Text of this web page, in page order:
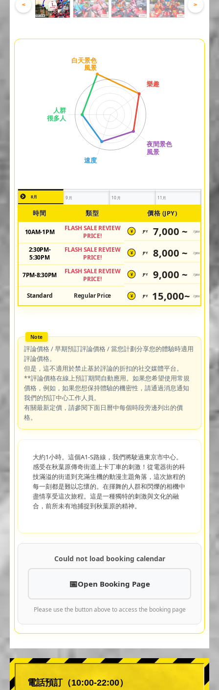
< >
8月 9月 10月 11月
時間 類型 價格 (JPY)
10AM-1PM
FLASH SALE REVIEW
PRICE!
¥ JPY 7,000 ~ /pax
2:30PM-
5:30PM
FLASH SALE REVIEW
PRICE!
¥ JPY 8,000 ~ /pax
7PM-8:30PM
FLASH SALE REVIEW
PRICE!
¥ JPY 9,000 ~ /pax
Standard Regular Price ¥ JPY 15,000~ /pax
評論價格 / 早期預訂評論價格 / 當您計劃分享您的體驗時適用
評論價格。
但是，這不適用於禁止基於評論的折扣的社交媒體平台。
**評論價格在線上預訂期間自動應用。如果您希望使用常規
價格，例如，如果您想保持體驗的機密性，請通過消息通知
我們的預訂中心工作人員。
有關最新定價，請參閱下面日曆中每個時段旁邊列出的價
格。
大約1小時。這個A1-S路線，我們將駛過東京市中心。
感受在秋葉原傳奇街道上卡丁車的刺激！從電器街的科
技滿溢的街道到充滿生機的動漫主題角落，這次旅程的
每一刻都是難以忘懷的。在揮舞的人群和閃爍的相機中
盡情享受這次旅程。這是一種獨特的刺激與文化的融
合，前所未有地捕捉到秋葉原的精神。
Could not load booking calendar
Open Booking Page
Please use the button above to access the booking page
電話預訂（10:00-22:00）